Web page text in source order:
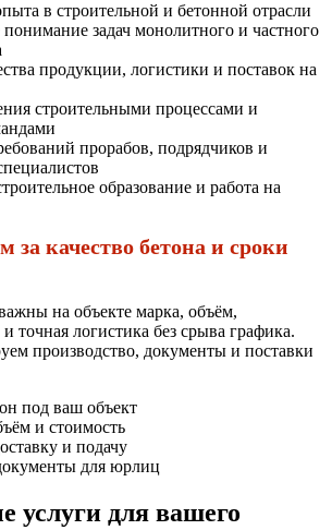
в строительной и бетонной отрасли
понимание задач монолитного и частного
продукции, логистики и поставок на
строительными процессами и
прорабов, подрядчиков и
образование и работа на
за качество бетона и сроки
на объекте марка, объём,
точная логистика без срыва графика.
производство, документы и поставки
под ваш объект
и стоимость
и подачу
для юрлиц
услуги для вашего